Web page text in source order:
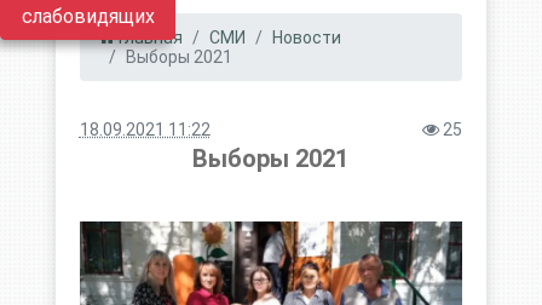
слабовидящих
Главная СМИ
Новости
Выборы 2021
18.09.2021 11:22 25
Выборы 2021